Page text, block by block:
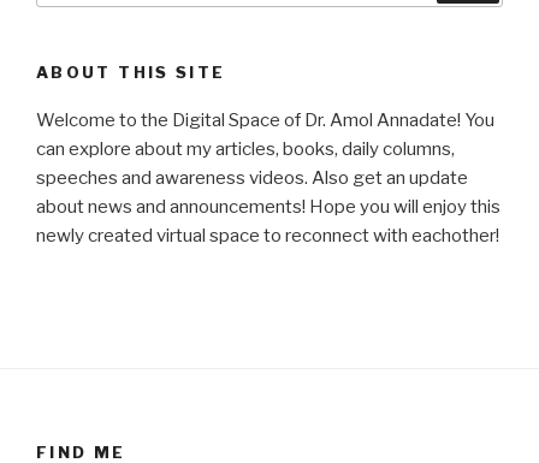
ABOUT THIS SITE
Welcome to the Digital Space of Dr. Amol Annadate! You
can explore about my articles, books, daily columns,
speeches and awareness videos. Also get an update
about news and announcements! Hope you will enjoy this
newly created virtual space to reconnect with eachother!
FIND ME